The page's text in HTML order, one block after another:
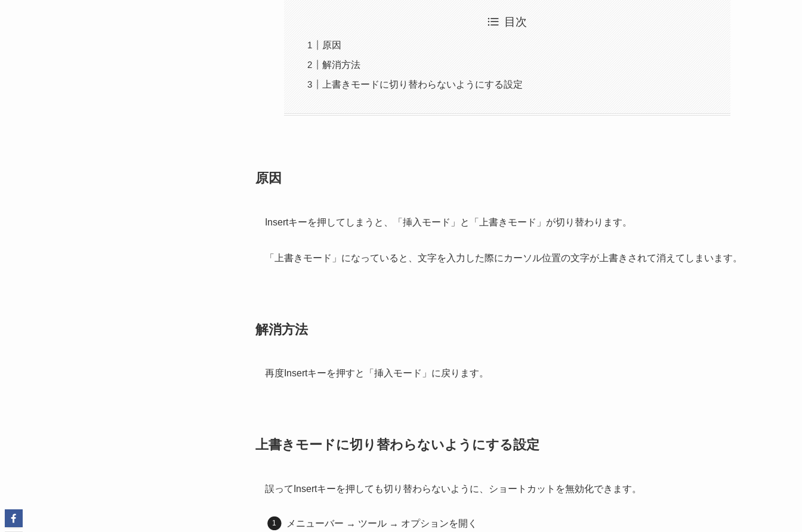
目次
原因
解消方法
上書きモードに切り替わらないようにする設定
原因
Insertキーを押してしまうと、「挿入モード」と「上書きモード」が切り替わります。
「上書きモード」になっていると、文字を入力した際にカーソル位置の文字が上書きされて消えてしまいます。
解消方法
再度Insertキーを押すと「挿入モード」に戻ります。
上書きモードに切り替わらないようにする設定
誤ってInsertキーを押しても切り替わらないように、ショートカットを無効化できます。
メニューバー → ツール → オプションを開く